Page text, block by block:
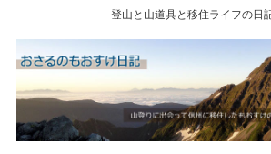
登山と山道具と移住ライフの日